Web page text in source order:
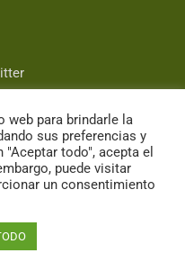
web para brindarle la
sus preferencias y
todo", acepta el
puede visitar
un consentimiento